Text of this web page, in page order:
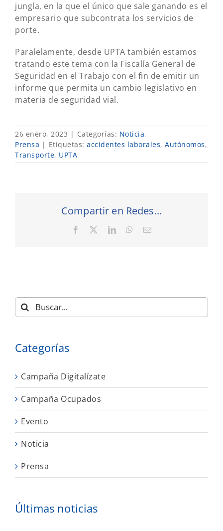
jungla, en la que el único que sale ganando es el
empresario que subcontrata los servicios de
porte.
Paralelamente, desde UPTA también estamos
tratando este tema con la Fiscalía General de
Seguridad en el Trabajo con el fin de emitir un
informe que permita un cambio legislativo en
materia de seguridad vial.
26 enero, 2023 | Categorías: Noticia,
Prensa | Etiquetas: accidentes laborales, Autónomos,
Transporte, UPTA
Compartir en Redes...
Facebook LinkedInWhatsApp
Correo
Buscar:
Categorías
Campaña Digitalízate
Campaña Ocupados
Evento
Noticia
Prensa
Últimas noticias